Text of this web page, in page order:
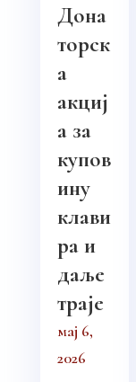
Дона
торск
а
акциј
а за
купов
ину
клави
ра и
даље
траје
мај 6,
2026